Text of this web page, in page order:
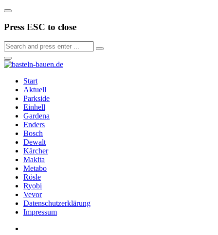
Press ESC to close
Start
Aktuell
Parkside
Einhell
Gardena
Enders
Bosch
Dewalt
Kärcher
Makita
Metabo
Rösle
Ryobi
Vevor
Datenschutzerklärung
Impressum